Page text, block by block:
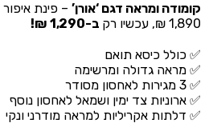
היה:
₪1,890.00.
הוא:
קומודה ומראה דגם ‘אורן’ – פינת
1,890 ₪, עכשיו רק
ב-1,290 ₪!
✅ כולל כיסא תואם
✅ מראה גדולה ומרשימה
✅ 3 מגירות לאחסון מסודר
✅ ארוניות צד ימין ושמאל לאחסון נוסף
✅ דלתות אקריליות למראה מודרני ונקי